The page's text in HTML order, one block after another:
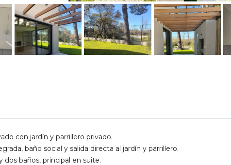
con jardín y parrillero privado.
baño social y salida directa al jardín y parrillero.
baños, principal en suite.